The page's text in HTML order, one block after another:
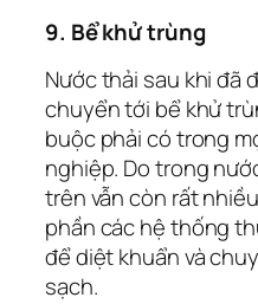
9. Bể khử trùng
Nước thải sau khi đã
chuyển tới bể khử
buộc phải có trong
nghiệp. Do trong
trên vẫn còn rất
phần các hệ thống
để diệt khuẩn và
sạch.